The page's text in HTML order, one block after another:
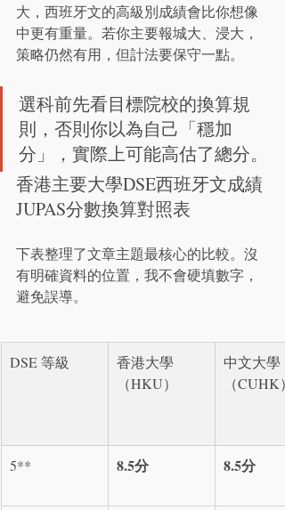
大，西班牙文的高級別成績會比你想像
中更有重量。若你主要報城大、浸大，
策略仍然有用，但計法要保守一點。
選科前先看目標院校的換算規
則，否則你以為自己「穩加
分」，實際上可能高估了總分。
香港主要大學DSE西班牙文成績
JUPAS分數換算對照表
下表整理了文章主題最核心的比較。沒
有明確資料的位置，我不會硬填數字，
避免誤導。
DSE 等級
香港大學
（HKU）
中文大學
（CUHK）
5** 8.5分 8.5分